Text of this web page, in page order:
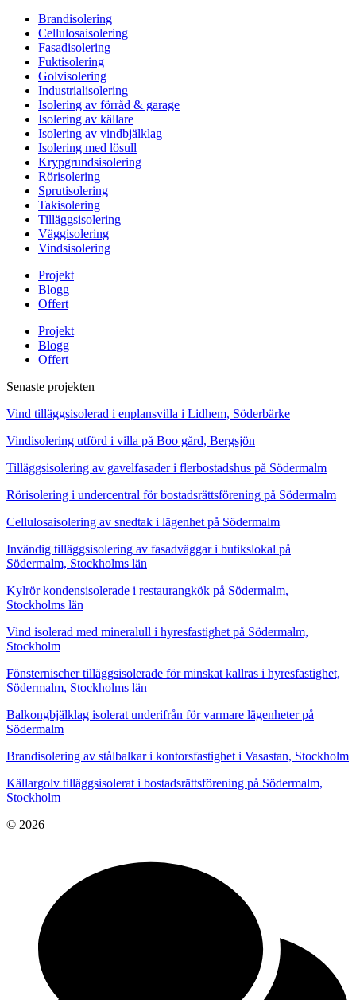
Brandisolering
Cellulosaisolering
Fasadisolering
Fuktisolering
Golvisolering
Industrialisolering
Isolering av förråd & garage
Isolering av källare
Isolering av vindbjälklag
Isolering med lösull
Krypgrundsisolering
Rörisolering
Sprutisolering
Takisolering
Tilläggsisolering
Väggisolering
Vindsisolering
Projekt
Blogg
Offert
Projekt
Blogg
Offert
Senaste projekten
Vind tilläggsisolerad i enplansvilla i Lidhem, Söderbärke
Vindisolering utförd i villa på Boo gård, Bergsjön
Tilläggsisolering av gavelfasader i flerbostadshus på Södermalm
Rörisolering i undercentral för bostadsrättsförening på Södermalm
Cellulosaisolering av snedtak i lägenhet på Södermalm
Invändig tilläggsisolering av fasadväggar i butikslokal på
Södermalm, Stockholms län
Kylrör kondensisolerade i restaurangkök på Södermalm,
Stockholms län
Vind isolerad med mineralull i hyresfastighet på Södermalm,
Stockholm
Fönsternischer tilläggsisolerade för minskat kallras i hyresfastighet,
Södermalm, Stockholms län
Balkongbjälklag isolerat underifrån för varmare lägenheter på
Södermalm
Brandisolering av stålbalkar i kontorsfastighet i Vasastan, Stockholm
Källargolv tilläggsisolerat i bostadsrättsförening på Södermalm,
Stockholm
© 2026